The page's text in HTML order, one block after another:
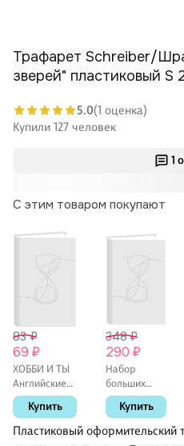
1
Пластиковый оформительский
С этим товаром покупают
83 ₽
69 ₽
ХОББИ И ТЫ
Английские
булавочки
пастельные,
20 шт
Купить
348 ₽
290 ₽
Набор
больших
декоративных
блесток в
тубах(6шт)
(11-24801-L1)
Купить
Трафарет Schreiber/
зверей" пластиковый S
5.0(1 оценка)
Купили 127 человек